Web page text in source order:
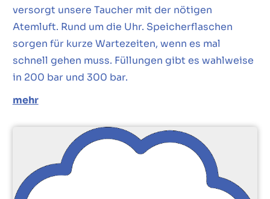
versorgt unsere Taucher mit der nötigen
Atemluft. Rund um die Uhr. Speicherflaschen
sorgen für kurze Wartezeiten, wenn es mal
schnell gehen muss. Füllungen gibt es wahlweise
in 200 bar und 300 bar.
mehr